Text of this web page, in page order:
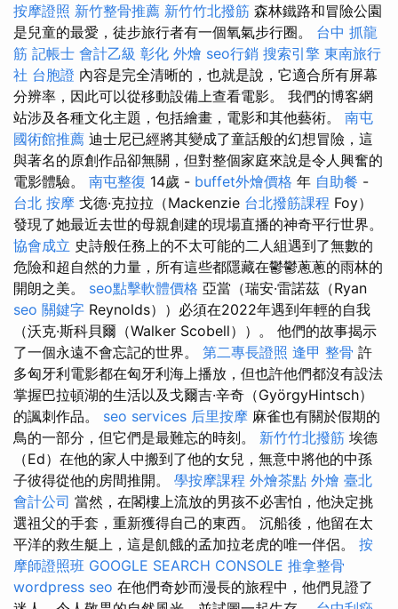
按摩證照 新竹整骨推薦 新竹竹北撥筋 森林鐵路和冒險公園
是兒童的最愛，徒步旅行者有一個氧氣步行圈。 台中 抓龍
筋 記帳士 會計乙級 彰化 外燴 seo行銷 搜索引擎 東南旅行
社 台胞證 內容是完全清晰的，也就是說，它適合所有屏幕
分辨率，因此可以從移動設備上查看電影。 我們的博客網
站涉及各種文化主題，包括繪畫，電影和其他藝術。 南屯
國術館推薦 迪士尼已經將其變成了童話般的幻想冒險，這
與著名的原創作品卻無關，但對整個家庭來說是令人興奮的
電影體驗。 南屯整復 14歲 - buffet外燴價格 年 自助餐 -
台北 按摩 戈德·克拉拉（Mackenzie 台北撥筋課程 Foy）
發現了她最近去世的母親創建的現場直播的神奇平行世界。
協會成立 史詩般任務上的不太可能的二人組遇到了無數的
危險和超自然的力量，所有這些都隱藏在鬱鬱蔥蔥的雨林的
開朗之美。 seo點擊軟體價格 亞當（瑞安·雷諾茲（Ryan
seo 關鍵字 Reynolds））必須在2022年遇到年輕的自我
（沃克·斯科貝爾（Walker Scobell））。 他們的故事揭示
了一個永遠不會忘記的世界。 第二專長證照 逢甲 整骨 許
多匈牙利電影都在匈牙利海上播放，但也許他們都沒有設法
掌握巴拉頓湖的生活以及戈爾吉·辛奇（GyörgyHintsch）
的諷刺作品。 seo services 后里按摩 麻雀也有關於假期的
鳥的一部分，但它們是最難忘的時刻。 新竹竹北撥筋 埃德
（Ed）在他的家人中搬到了他的女兒，無意中將他的中孫
子彼得從他的房間推開。 學按摩課程 外燴茶點 外燴 臺北
會計公司 當然，在閣樓上流放的男孩不必害怕，他決定挑
選祖父的手套，重新獲得自己的東西。 沉船後，他留在太
平洋的救生艇上，這是飢餓的孟加拉老虎的唯一伴侶。 按
摩師證照班 GOOGLE SEARCH CONSOLE 推拿整骨
wordpress seo 在他們奇妙而漫長的旅程中，他們見證了